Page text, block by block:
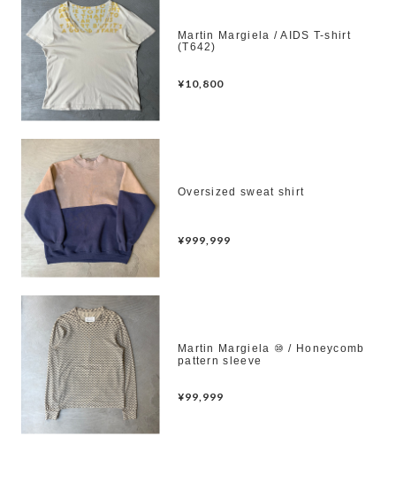
Martin Margiela / AIDS T-shirt
(T642)
¥10,800
Oversized sweat shirt
¥999,999
Martin Margiela ⑩ / Honeycomb
pattern sleeve
¥99,999